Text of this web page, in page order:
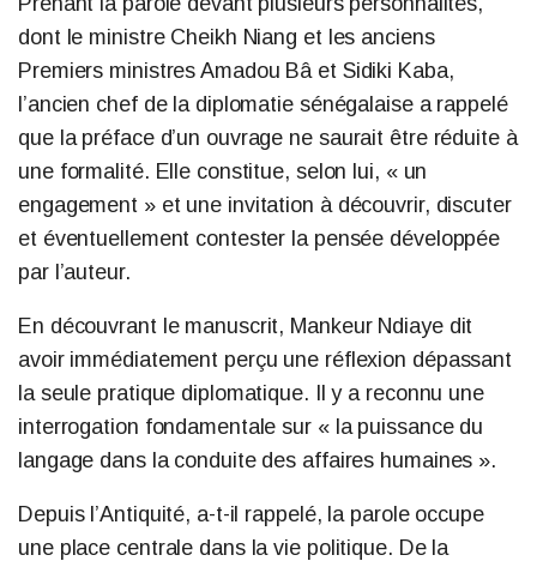
dont le ministre Cheikh Niang et les anciens
Premiers ministres Amadou Bâ et Sidiki Kaba,
l’ancien chef de la diplomatie sénégalaise a rappelé
que la préface d’un ouvrage ne saurait être réduite à
une formalité. Elle constitue, selon lui, « un
engagement » et une invitation à découvrir, discuter
et éventuellement contester la pensée développée
par l’auteur.
En découvrant le manuscrit, Mankeur Ndiaye dit
avoir immédiatement perçu une réflexion dépassant
la seule pratique diplomatique. Il y a reconnu une
interrogation fondamentale sur « la puissance du
langage dans la conduite des affaires humaines ».
Depuis l’Antiquité, a-t-il rappelé, la parole occupe
une place centrale dans la vie politique. De la